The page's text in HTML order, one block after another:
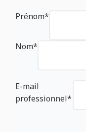
Prénom*
Nom*
E-mail
professionnel*